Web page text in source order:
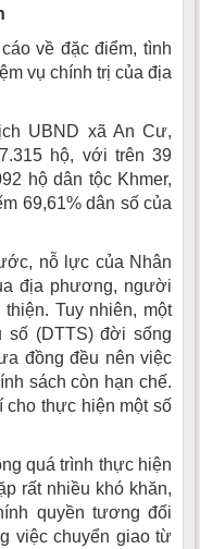
về đặc điểm, tình
vụ chính trị của địa
UBND xã An Cư,
hộ, với trên 39
hộ dân tộc Khmer,
69,61% dân số của
nỗ lực của Nhân
địa phương, người
Tuy nhiên, một
số (DTTS) đời sống
đồng đều nên việc
sách còn hạn chế.
cho thực hiện một số
quá trình thực hiện
rất nhiều khó khăn,
quyền tương đối
việc chuyển giao từ